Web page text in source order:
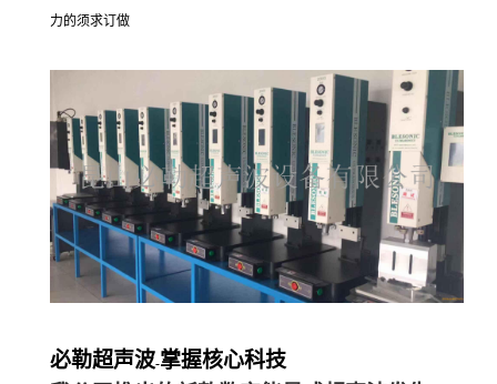
力的须求订做
必勒超声波-掌握核心科技